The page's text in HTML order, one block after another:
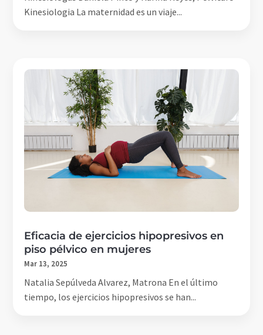
Kinesiologia La maternidad es un viaje...
Eficacia de ejercicios hipopresivos en
piso pélvico en mujeres
Mar 13, 2025
Natalia Sepúlveda Alvarez, Matrona En el último
tiempo, los ejercicios hipopresivos se han...